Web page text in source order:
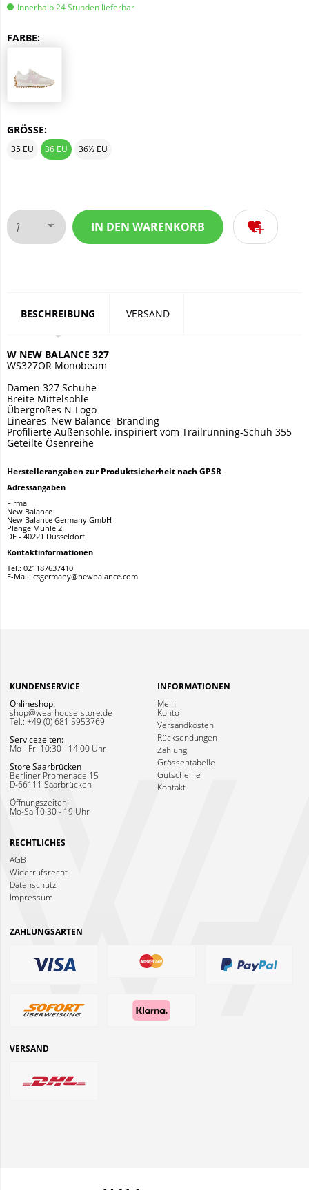
Innerhalb 24 Stunden lieferbar
FARBE:
GRÖSSE:
35 EU 36 EU 36½ EU
BESCHREIBUNG VERSAND
W NEW BALANCE 327
WS327OR Monobeam
Damen 327 Schuhe
Breite Mittelsohle
Übergroßes N-Logo
Lineares 'New Balance'-Branding
Profilierte Außensohle, inspiriert vom Trailrunning-Schuh 355
Geteilte Ösenreihe
Herstellerangaben zur Produktsicherheit nach GPSR
Adressangaben
Firma
New Balance
New Balance Germany GmbH
Plange Mühle 2
DE - 40221 Düsseldorf
Kontaktinformationen
Tel.: 021187637410
E-Mail: csgermany@newbalance.com
KUNDENSERVICE
Onlineshop:
shop@wearhouse-store.de
Tel.: +49 (0) 681 5953769
Servicezeiten:
Mo - Fr: 10:30 - 14:00 Uhr
Store Saarbrücken
Berliner Promenade 15
D-66111 Saarbrücken
Öffnungszeiten:
Mo-Sa 10:30 - 19 Uhr
INFORMATIONEN
Mein
Konto
Versandkosten
Rücksendungen
Zahlung
Grössentabelle
Gutscheine
Kontakt
RECHTLICHES
AGB
Widerrufsrecht
Datenschutz
Impressum
ZAHLUNGSARTEN
VERSAND